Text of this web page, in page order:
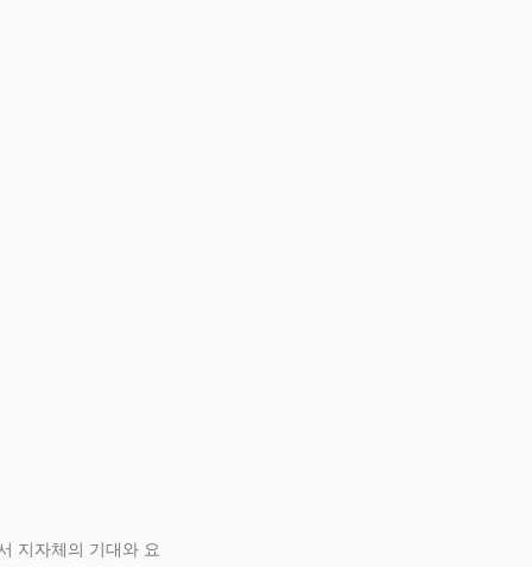
지자체의 기대와 요